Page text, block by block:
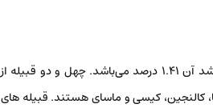
جمعیت کنیا 43 میلیون نفر است و مساحت آن 582.464 کیلومتر مربع و نرخ رشد آن 1.41 درصد می‌باشد. چهل و دو قبیله از
کالنجین، کیسی و ماسای هستند. قبیله های